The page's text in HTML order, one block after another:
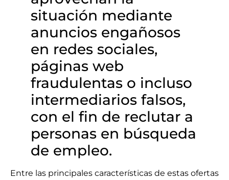
situación mediante
anuncios engañosos
en redes sociales,
páginas web
fraudulentas o incluso
intermediarios falsos,
con el fin de reclutar a
personas en búsqueda
de empleo.
Entre las principales características de estas ofertas